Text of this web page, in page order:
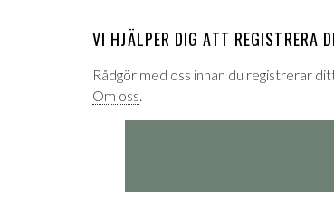
VI HJÄLPER DIG ATT REGISTRERA
Rådgör med oss innan du registrerar
Om oss.